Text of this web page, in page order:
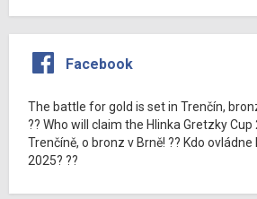
Facebook
The battle for gold is set in Trenčín,
?? Who will claim the Hlinka Gretzky
Trenčíně, o bronz v Brně! ?? Kdo ovládne
2025? ??